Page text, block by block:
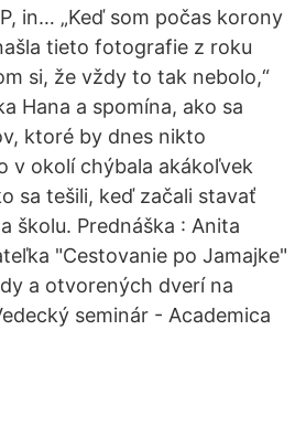
in… „Keď som počas korony
tieto fotografie z roku
si, že vždy to tak nebolo,“
Hana a spomína, ako sa
ktoré by dnes nikto
v okolí chýbala akákoľvek
sa tešili, keď začali stavať
školu. Prednáška : Anita
"Cestovanie po Jamajke"
a otvorených dverí na
seminár - Academica